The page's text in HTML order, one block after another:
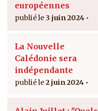
européennes
3 juin 2024
La Nouvelle
Calédonie sera
indépendante
2 juin 2024